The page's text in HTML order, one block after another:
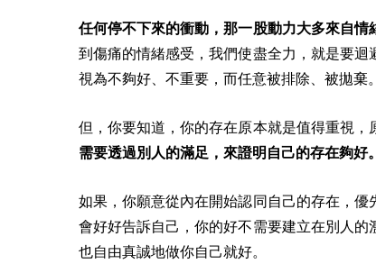
任何停不下來的衝動，那一股動力大多來自情
到傷痛的情緒感受，我們使盡全力，就是要
視為不夠好、不重要，而任意被排除、被拋棄。
但，你要知道，你的存在原本就是值得重視，
需要透過別人的滿足，來證明自己的存在夠好。
如果，你願意從內在開始認同自己的存在，
會好好告訴自己，你的好不需要建立在別人的
也自由真誠地做你自己就好。